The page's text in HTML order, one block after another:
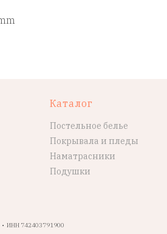
ИНН 742403791900
Каталог
Постельное белье
Покрывала и пледы
Наматрасники
Подушки